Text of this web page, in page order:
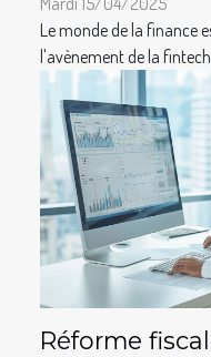
Le monde de la finance
l'avènement de la fintech
Réforme